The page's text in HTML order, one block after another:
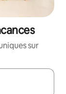
sur
vers le